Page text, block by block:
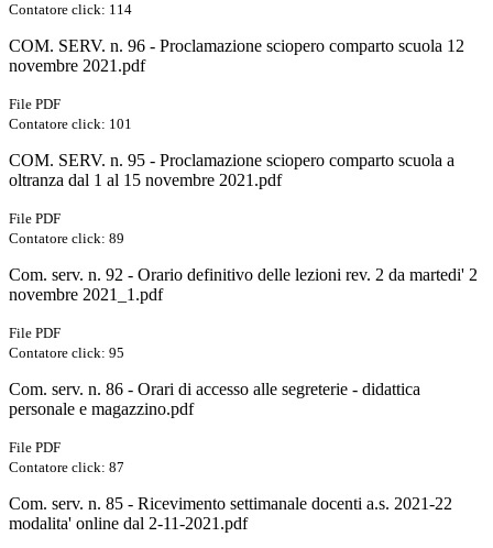
Contatore click: 114
COM. SERV. n. 96 - Proclamazione sciopero comparto scuola 12
novembre 2021.pdf
File PDF
Contatore click: 101
COM. SERV. n. 95 - Proclamazione sciopero comparto scuola a
oltranza dal 1 al 15 novembre 2021.pdf
File PDF
Contatore click: 89
Com. serv. n. 92 - Orario definitivo delle lezioni rev. 2 da martedi' 2
novembre 2021_1.pdf
File PDF
Contatore click: 95
Com. serv. n. 86 - Orari di accesso alle segreterie - didattica
personale e magazzino.pdf
File PDF
Contatore click: 87
Com. serv. n. 85 - Ricevimento settimanale docenti a.s. 2021-22
modalita' online dal 2-11-2021.pdf